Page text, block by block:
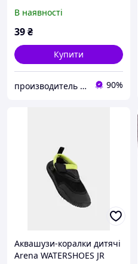
В наявності
39₴
Купити
производитель текстиля Luxyart 90%
Аквашузи-коралки дитячі
Arena WATERSHOES JR